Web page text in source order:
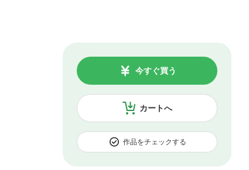
カートへ
今すぐ買う
作品をチェックする